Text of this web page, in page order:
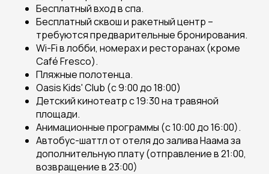
Бесплатный вход в спа.
Бесплатный сквош и ракетный центр –
требуются предварительные бронирования.
Wi-Fi в лобби, номерах и ресторанах (кроме
Café Fresco).
Пляжные полотенца.
Oasis Kids' Club (с 9:00 до 18:00)
Детский кинотеатр с 19:30 на травяной
площади.
Анимационные программы (с 10:00 до 16:00).
Автобус-шаттл от отеля до залива Наама за
дополнительную плату (отправление в 21:00,
возвращение в 23:00)